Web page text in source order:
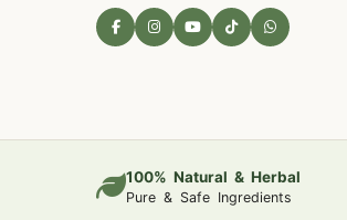
100% Natural & Herbal
Pure & Safe Ingredients